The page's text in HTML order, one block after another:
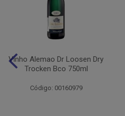
Vinho Alemao Dr Loosen Dry
Trocken Bco 750ml
Código: 00160979